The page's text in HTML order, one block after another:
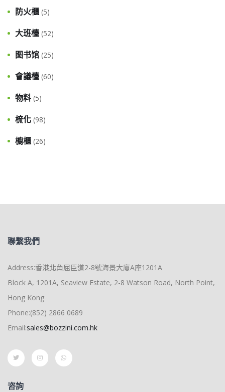
防火櫃 (5)
大班檯 (52)
图书馆 (25)
會議檯 (60)
物料 (5)
梳化 (98)
櫥櫃 (26)
聯繫我們
Address:香港北角屈臣道2-8號海景大廈A座1201A
Block A, 1201A, Seaview Estate, 2-8 Watson Road, North Point,
Hong Kong
Phone:(852) 2866 0689
Email:sales@bozzini.com.hk
咨詢